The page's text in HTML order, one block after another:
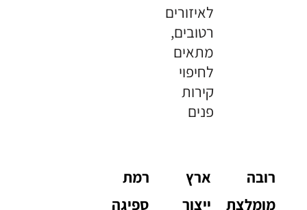
לאיזורים
רטובים,
מתאים
לחיפוי
קירות
פנים
רובה
מומלצת
ארץ
ייצור
רמת
ספיגה